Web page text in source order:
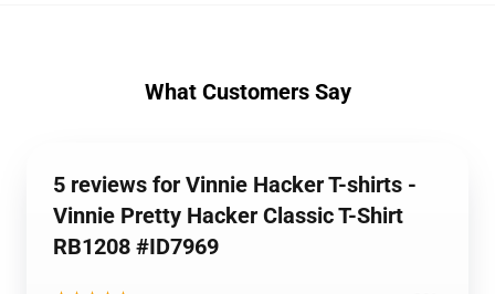
What Customers Say
5 reviews for Vinnie Hacker T-shirts -
Vinnie Pretty Hacker Classic T-Shirt
RB1208 #ID7969